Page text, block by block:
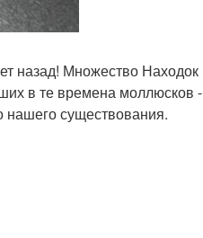
назад! Множество Находок
в те времена моллюсков -
нашего существования.